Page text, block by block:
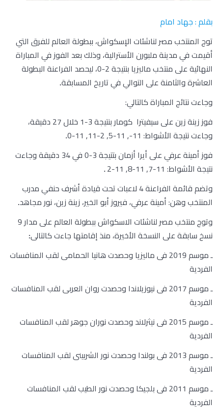
بقلم : جهاد امام
توج المنتخب مصر لناشئات الإسكواش، ببطولة العالم للفرق التي
أقيمت في مدينة ملبورن الأسترالية، وذلك بعد الفوز في المباراة
النهائية على منتخب ماليزيا بنتيجة 2-0، ليحصد الفراعنة البطولة
العاشرة والثامنة على التوالي في تاريخ المسابقة.
وجاءت نتائج المباراة كالتالي:
فوز زينة زين على سيفيترا كومار بنتيجة 3-1 خلال 27 دقيقة،
وجاءت نتيجة الأشواط: 11-, 11-5, 2-11, 11-0
.
فوز أمينة عرفي على أيرا أزمان بتتيجة 3-0 في 34 دقيقة وجاءت
نتيجة الأشواط: 11-7, 11-8, 11-2
.
وتضم قائمة الفراعنة 4 لاعبات تحت قيادة أشرف حنفي مدرب
المنتخب وهن: أمينة عرفي، فيروز أبو الخير، زينة زين، نور مجاهد.
وتوج منتخب مصر لناشئات الاسكواش ببطولة العالم على مدار 9
نسخ سابقة على النسخة الأخيرة، منذ إقامتها جاءت كالتالى:
ـ موسم 2019 فى ماليزيا وحصدت هانيا الحمامى لقب المنافسات
الفردية
ـ موسم 2017 فى نيوزيلاندا وحصدت روان العربى لقب المنافسات
الفردية
ـ موسم 2015 فى نيثرلاند وحصدت نوران جوهر لقب المنافسات
الفردية
ـ موسم 2013 فى بولندا وحصدت نور الشربينى لقب المنافسات
الفردية
ـ موسم 2011 فى بلجيكا وحصدت نور الطيب لقب المنافسات
الفردية